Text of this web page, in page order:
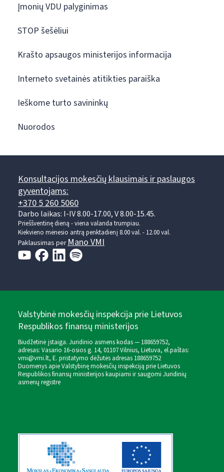
Įmonių VDU palyginimas
STOP šešėliui
Krašto apsaugos ministerijos informacija
Interneto svetainės atitikties paraiška
Ieškome turto savininkų
Nuorodos
Konsultacijos mokesčių klausimais ir paslaugos
gyventojams:
+370 5 260 5060
Darbo laikas: I-IV 8.00-17.00, V 8.00-15.45.
Prieššventinę dieną - viena valanda trumpiau.
Kiekvieno mėnesio antrą penktadienį 8.00 val. - 12.00 val.
Paklausimas perMano VMI
Valstybinė mokesčių inspekcija prie Lietuvos
Respublikos finansų ministerijos
Biudžetinė įstaiga. Juridinio asmens kodas — 188659752,
adresas: Vasario 16-osios g. 14, 01107 Vilnius, Lietuva, el.paštas:
vmi@vmi.lt, E. pristatymo dėžutės adresas 188659752
Duomenys apie Valstybinę mokesčių inspekciją prie Lietuvos
Respublikos finansų ministerijos kaupiami ir saugomi Juridinių
asmenų registre